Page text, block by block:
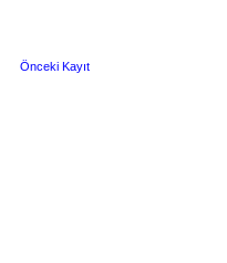
Önceki Kayıt